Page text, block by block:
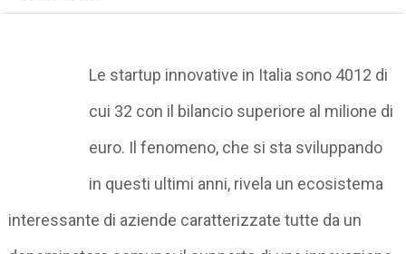
Le startup innovative in Italia sono 4012 di
cui 32 con il bilancio superiore al milione di
euro. Il fenomeno, che si sta sviluppando
in questi ultimi anni, rivela un ecosistema
interessante di aziende caratterizzate tutte da un